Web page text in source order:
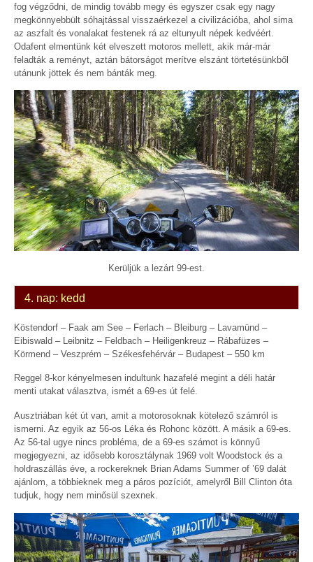
fog végződni, de mindig tovább megy és egyszer csak egy nagy
megkönnyebbült sóhajtással visszaérkezel a civilizációba, ahol sima
az aszfalt és vonalakat festenek rá az eltunyult népek kedvéért.
Odafent elmentünk két elveszett motoros mellett, akik már-már
feladták a reményt, aztán bátorságot merítve elszánt törtetésünkből
utánunk jöttek és nem bánták meg.
Kerüljük a lezárt 99-est.
4. nap: kedd
Köstendorf – Faak am See – Ferlach – Bleiburg – Lavamünd –
Eibiswald – Leibnitz – Feldbach – Heiligenkreuz – Rábafüzes –
Körmend – Veszprém – Székesfehérvár – Budapest – 550 km
Reggel 8-kor kényelmesen indultunk hazafelé megint a déli határ
menti utakat választva, ismét a 69-es út felé.
Ausztriában két út van, amit a motorosoknak kötelező számról is
ismerni. Az egyik az 56-os Léka és Rohonc között. A másik a 69-es.
Az 56-tal ugye nincs probléma, de a 69-es számot is könnyű
megjegyezni, az idősebb korosztálynak 1969 volt Woodstock és a
holdraszállás éve, a rockereknek Brian Adams Summer of ’69 dalát
ajánlom, a többieknek meg a páros pozíciót, amelyről Bill Clinton óta
tudjuk, hogy nem minősül szexnek.